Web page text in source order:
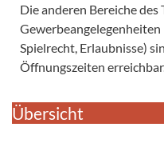
Die anderen Bereiche des
Spielrecht, Erlaubnisse)
Öffnungszeiten erreichbar.
Übersicht